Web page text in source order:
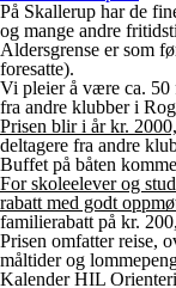
På Skallerup har de
og mange andre
Aldersgrense er som
foresatte).
Vi pleier å være ca. 50
fra andre klubber i
Prisen blir i år kr.
deltagere fra andre
Buffet på båten
For skoleelever og
rabatt med godt
familierabatt på kr.
Prisen omfatter reise,
måltider og
Kalender HIL